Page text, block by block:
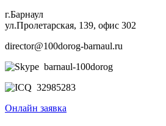
г.Барнаул
ул.Пролетарская, 139, офис 302
director@100dorog-barnaul.ru
barnaul-100dorog
32985283
Онлайн заявка